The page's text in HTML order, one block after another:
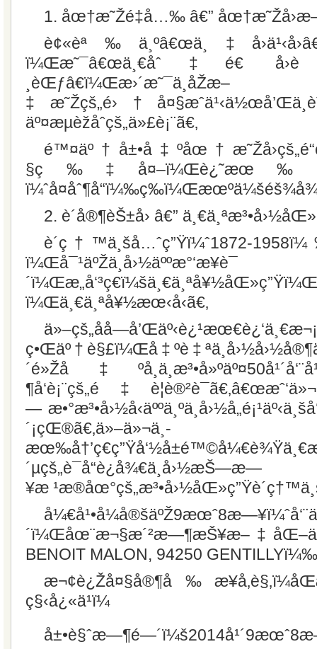
1. åœ†æ˜Žé‡å…‰ â€”
ï¼Œæ˜¯â€œä¸€åˆ‡é€
¸èŒƒâ€ï¼Œæ›´æ˜¯ä¸­åŽæ–
äº¤æµèžåˆçš„ä»£è¡¨ã€‚
2. è´å®¶èŠ±å›­ â€”
è´ç†™ä¸šå…ˆç”Ÿï¼ˆ1872-
ï¼Œå¯¹äºŽä¸­å›½äººæ°‘æ¥è¯
ï¼Œä¸€ä¸ªå¥½æœ‹å‹ã€‚
—
´¡çŒ®ã€‚ä»–ä»¬ä¸­
´µçš„è¯å“è¿å¾€ä¸­å›½æŠ—æ—
¥æ
BENOIT MALON, 94250
ç§‹å¿«ä¹ï¼